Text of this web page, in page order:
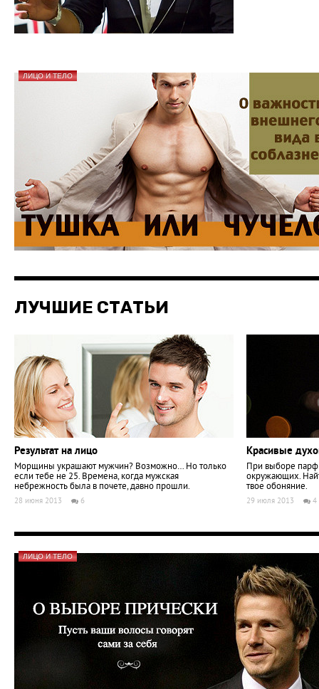
ЛИЦО И ТЕЛО
ЛУЧШИЕ СТАТЬИ
Результат на лицо
Морщины украшают мужчин? Возможно… Но только
если тебе не 25. Времена, когда мужская
небрежность была в почете, давно прошли.
28 июня 2013 6
Красивые
При выборе
окружающих.
твое обоняние.
29 июля 2013 4
ЛИЦО И ТЕЛО